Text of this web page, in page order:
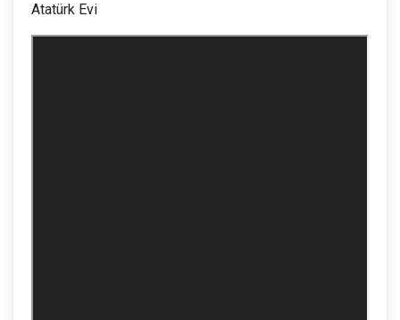
Atatürk Evi